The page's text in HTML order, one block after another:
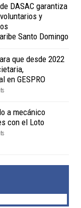
DASAC garantiza
y
Santo Domingo
que desde 2022
en GESPRO
a mecánico
con el Loto